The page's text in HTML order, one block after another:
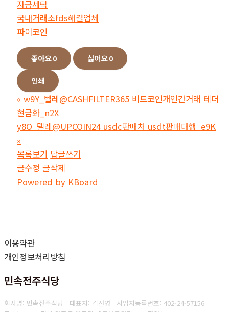
자금세탁
국내거래소fds해결업체
파이코인
좋아요0 싫어요0
인쇄
« w9Y_텔레@CASHFILTER365 비트코인개인간거래 테더
현금화_n2X
y8O_텔레@UPCOIN24 usdc판매처 usdt판매대행_e9K
»
목록보기 답글쓰기
글수정 글삭제
Powered by KBoard
이용약관
개인정보처리방침
민속전주식당
회사명: 민속전주식당 대표자: 김선영 사업자등록번호: 402-24-57156